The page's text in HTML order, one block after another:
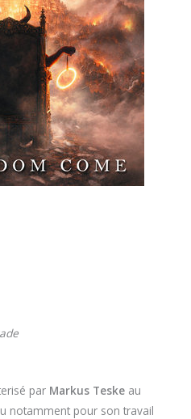
par Markus Teske au
notamment pour son travail